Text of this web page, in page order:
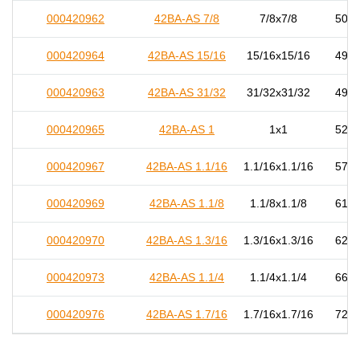
000420962 42BA-AS 7/8 7/8x7/8 50,0
000420964 42BA-AS 15/16 15/16x15/16 49,5
000420963 42BA-AS 31/32 31/32x31/32 49,0
000420965 42BA-AS 1 1x1 52,0
000420967 42BA-AS 1.1/16 1.1/16x1.1/16 57,0
000420969 42BA-AS 1.1/8 1.1/8x1.1/8 61,0
000420970 42BA-AS 1.3/16 1.3/16x1.3/16 62,0
000420973 42BA-AS 1.1/4 1.1/4x1.1/4 66,5
000420976 42BA-AS 1.7/16 1.7/16x1.7/16 72,0